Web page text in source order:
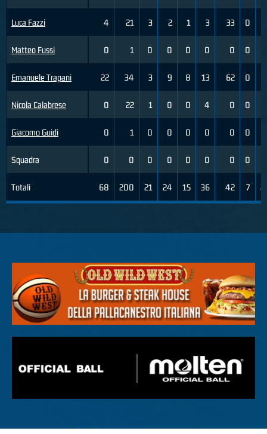
Luca Fazzi
Matteo Fussi
Emanuele Trapani
Nicola Calabrese
Giacomo Guidi
Squadra
Totali
4 21 3 2 1 3 33 0
0 1 0 0 0 0 0 0
22 34 3 9 8 13 62 0
0 22 1 0 0 4 0 0
0 1 0 0 0 0 0 0
0 0 0 0 0 0 0 0
68 200 21 24 15 36 42 7